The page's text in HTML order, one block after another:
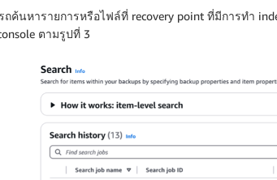
ค้นหารายการหรือไฟล์ที่ recovery point ที่มีการทำ
ตามรูปที่ 3